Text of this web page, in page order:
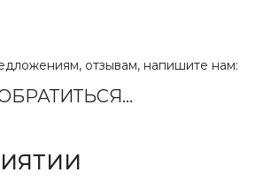
(81755) 2-16-38
продаж:(81755) 2-18-62
2-10-14
отзывам, напишите нам: